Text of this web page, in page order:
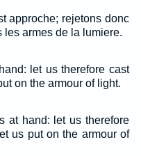
approche; rejetons donc
les armes de la lumiere.
let us therefore cast
on the armour of light.
at hand: let us therefore
us put on the armour of